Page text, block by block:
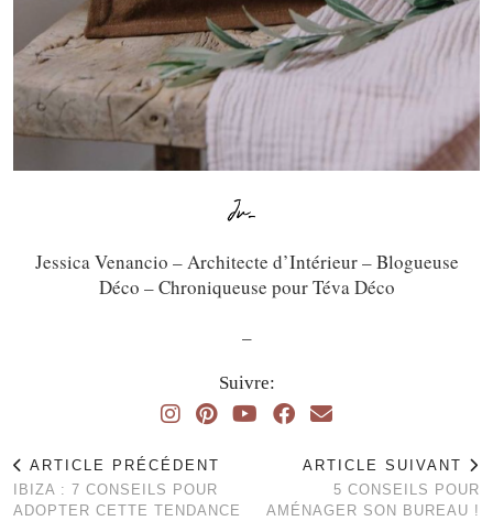
Jessica Venancio – Architecte d’Intérieur – Blogueuse
Déco – Chroniqueuse pour Téva Déco
Suivre:
ARTICLE PRÉCÉDENT
IBIZA : 7 CONSEILS POUR
ADOPTER CETTE TENDANCE
ARTICLE SUIVANT
5 CONSEILS POUR
AMÉNAGER SON BUREAU !